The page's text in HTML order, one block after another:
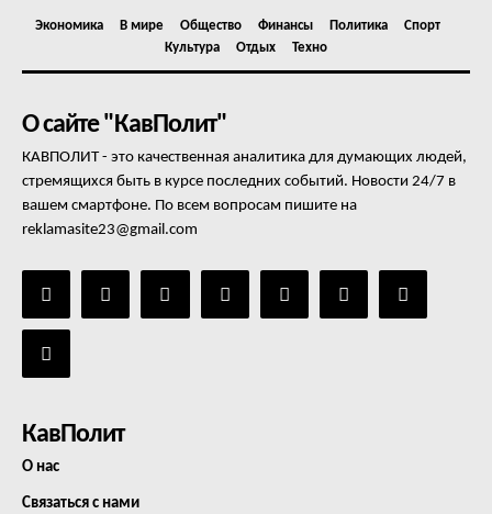
Контакты
Экономика В мире Общество Финансы Политика
Спорт
Культура
Отдых Техно
О сайте "КавПолит"
КАВПОЛИТ - это качественная аналитика для думающих людей,
стремящихся быть в курсе последних событий. Новости 24/7 в
вашем смартфоне. По всем вопросам пишите на
reklamasite23@gmail.com
КавПолит
О нас
Связаться с нами